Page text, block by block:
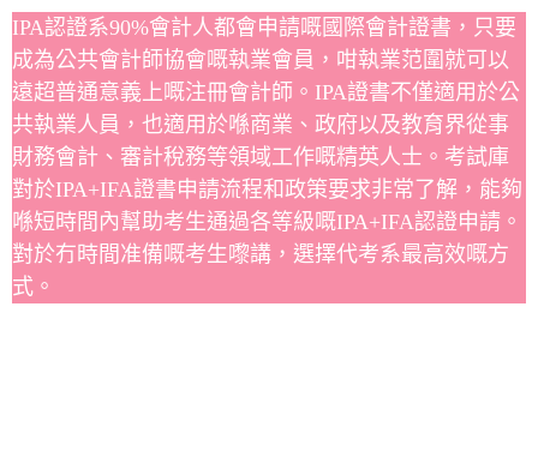
IPA認證系90%會計人都會申請嘅國際會計證書，只要
成為公共會計師協會嘅執業會員，咁執業范圍就可以
遠超普通意義上嘅注冊會計師。IPA證書不僅適用於公
共執業人員，也適用於喺商業、政府以及教育界從事
財務會計、審計稅務等領域工作嘅精英人士。考試庫
對於IPA+IFA證書申請流程和政策要求非常了解，能夠
喺短時間內幫助考生通過各等級嘅IPA+IFA認證申請。
對於冇時間准備嘅考生嚟講，選擇代考系最高效嘅方
式。